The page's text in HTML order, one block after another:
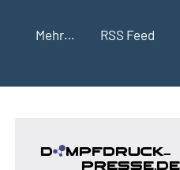
Mehr… RSS Feed